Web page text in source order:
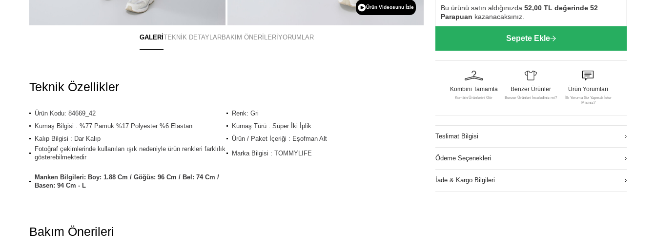
Ürün Videosunu İzle
GALERİ TEKNİK DETAYLARBAKIM ÖNERİLERİ YORUMLAR
Teknik Özellikler
Ürün Kodu: 84669_42
Renk: Gri
Kumaş Bilgisi : %77 Pamuk %17 Polyester %6 Elastan
Kumaş Türü : Süper İki İplik
Kalıp Bilgisi : Dar Kalıp
Ürün / Paket İçeriği : Eşofman Alt
Fotoğraf çekimlerinde kullanılan ışık nedeniyle ürün renkleri farklılık
gösterebilmektedir
Marka Bilgisi : TOMMYLIFE
Manken Bilgileri: Boy: 1.88 Cm / Göğüs: 96 Cm / Bel: 74 Cm /
Basen: 94 Cm - L
Bakım Önerileri
Bu ürünü satın aldığınızda 52,00 TL değerinde 52
Parapuan kazanacaksınız.
Sepete Ekle
Kombini Tamamla
Kombin Ürünlerini Gör
Benzer Ürünler
Benzer Ürünleri İncelediniz mi?
Ürün Yorumları
İlk Yorumu Siz Yapmak İster
Misiniz?
Teslimat Bilgisi
Ödeme Seçenekleri
İade & Kargo Bilgileri